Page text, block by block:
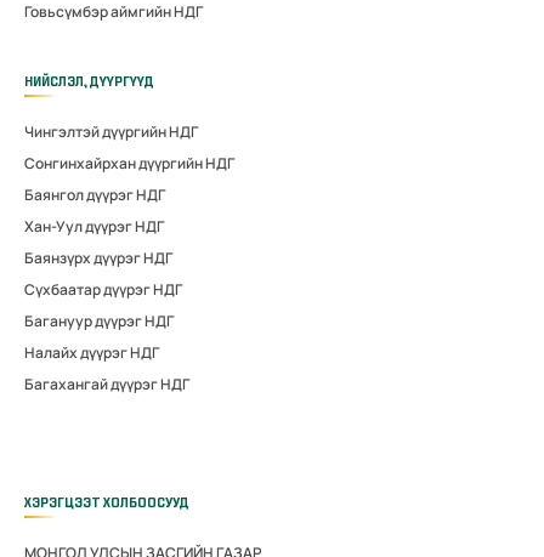
Говьсүмбэр аймгийн НДГ
НИЙСЛЭЛ, ДҮҮРГҮҮД
Чингэлтэй дүүргийн НДГ
Сонгинхайрхан дүүргийн НДГ
Баянгол дүүрэг НДГ
Хан-Уул дүүрэг НДГ
Баянзүрх дүүрэг НДГ
Сүхбаатар дүүрэг НДГ
Багануур дүүрэг НДГ
Налайх дүүрэг НДГ
Багахангай дүүрэг НДГ
ХЭРЭГЦЭЭТ ХОЛБООСУУД